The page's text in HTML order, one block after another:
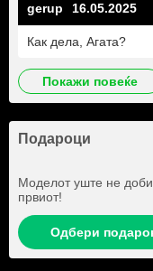
gerup 16.05.2025
Как дела, Агата?
покажи повеќе
Подароци
Моделот уште не
првиот!
Одбери